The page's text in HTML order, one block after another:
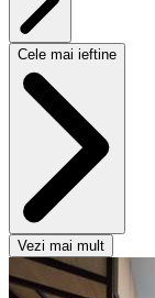
Cele mai ieftine
Vezi mai mult